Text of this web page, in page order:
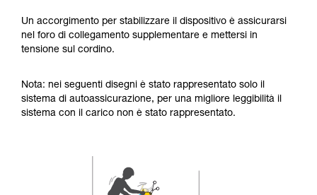
Un accorgimento per stabilizzare il dispositivo è assicurarsi
nel foro di collegamento supplementare e mettersi in
tensione sul cordino.
Nota: nei seguenti disegni è stato rappresentato solo il
sistema di autoassicurazione, per una migliore leggibilità il
sistema con il carico non è stato rappresentato.